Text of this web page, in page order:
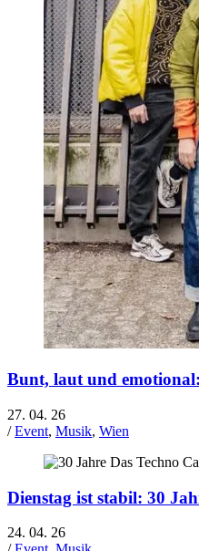
Bunt, laut und
27. 04. 26
/Event, Musik, Wien
Dienstag ist stabil: 30
24. 04. 26